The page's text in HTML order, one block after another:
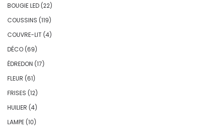
BOUGIE LED (22)
COUSSINS (119)
COUVRE-LIT (4)
DÉCO (69)
ÉDREDON (17)
FLEUR (61)
FRISES (12)
HUILIER (4)
LAMPE (10)